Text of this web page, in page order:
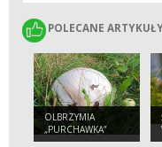
POLECANE
POLECANE
OLBRZYMIA
„PURCHAWKA”